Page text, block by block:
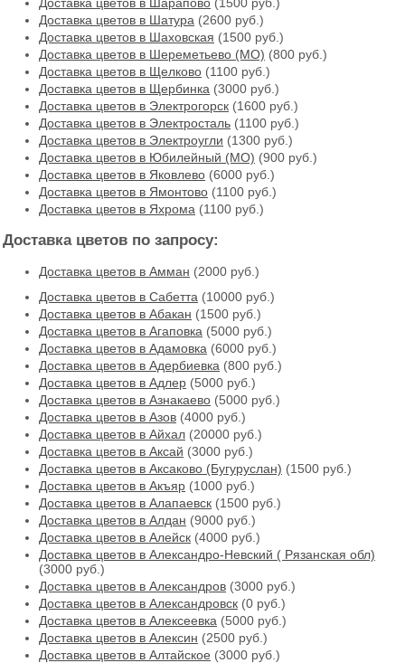
Доставка цветов в Шатура (2600 руб.)
Доставка цветов в Шаховская (1500 руб.)
Доставка цветов в Шереметьево (МО) (800 руб.)
Доставка цветов в Щелково (1100 руб.)
Доставка цветов в Щербинка (3000 руб.)
Доставка цветов в Электрогорск (1600 руб.)
Доставка цветов в Электросталь (1100 руб.)
Доставка цветов в Электроугли (1300 руб.)
Доставка цветов в Юбилейный (МО) (900 руб.)
Доставка цветов в Яковлево (6000 руб.)
Доставка цветов в Ямонтово (1100 руб.)
Доставка цветов в Яхрома (1100 руб.)
Доставка цветов по запросу:
Доставка цветов в Амман (2000 руб.)
Доставка цветов в Cабетта (10000 руб.)
Доставка цветов в Абакан (1500 руб.)
Доставка цветов в Агаповка (5000 руб.)
Доставка цветов в Адамовка (6000 руб.)
Доставка цветов в Адербиевка (800 руб.)
Доставка цветов в Адлер (5000 руб.)
Доставка цветов в Азнакаево (5000 руб.)
Доставка цветов в Азов (4000 руб.)
Доставка цветов в Айхал (20000 руб.)
Доставка цветов в Аксай (3000 руб.)
Доставка цветов в Аксаково (Бугуруслан) (1500 руб.)
Доставка цветов в Акъяр (1000 руб.)
Доставка цветов в Алапаевск (1500 руб.)
Доставка цветов в Алдан (9000 руб.)
Доставка цветов в Алейск (4000 руб.)
Доставка цветов в Александро-Невский ( Рязанская обл)
(3000 руб.)
Доставка цветов в Александров (3000 руб.)
Доставка цветов в Александровск (0 руб.)
Доставка цветов в Алексеевка (5000 руб.)
Доставка цветов в Алексин (2500 руб.)
Доставка цветов в Алтайское (3000 руб.)